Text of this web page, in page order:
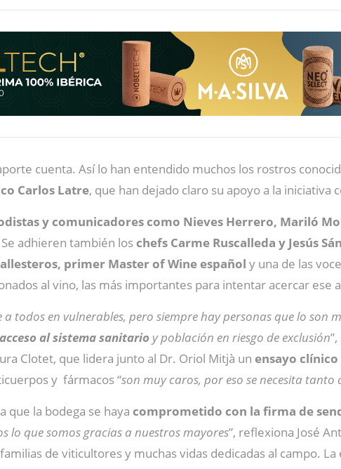
cuenta. Así lo han entendido muchos los rostros
Carlos Latre, que han dejado claro su apoyo a la iniciativa
y comunicadores como Nieves Herrero, Mariló
adhieren también loschefs Carme Ruscalleda y Jesús
primer Master of Wine español y una de las
al vino, las más importantes para intentar acercar ese
todos en vulnerables, pero siempre hay personas que lo son
al sistema sanitario y población en riesgo de exclusión
Clotet, que lidera junto al Dr. Oriol Mitjà un ensayo
y fármacos “son muy caros, por eso se necesita
que la bodega se haya comprometido con la firma de
lo que somos gracias a nuestros mayores”, reflexiona José
de viticultores y muchas vidas dedicadas al campo.